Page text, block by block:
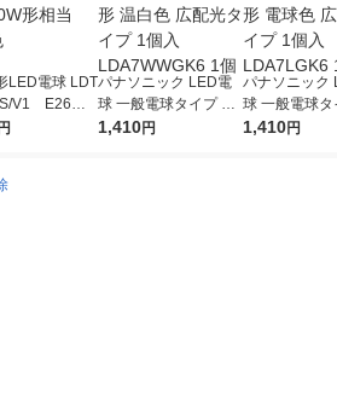
LED電球 LDT
S/V1 E26口
形相当 昼
円
パナソニック LED電
球 一般電球タイプ E2
6口金 60形 温白色 広
1,410円
パナソニック
球 一般電球タ
6口金 60形 電
1,410円